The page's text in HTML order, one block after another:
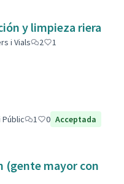
y limpieza riera
i Vials 2
1
Públic 1 0 Acceptada